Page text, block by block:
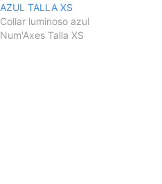
AZUL TALLA XS
Collar luminoso azul
Num'Axes Talla XS